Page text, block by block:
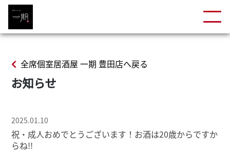
全席個室居酒屋 一期 豊田店へ戻る
お知らせ
2025.01.10
祝・成人おめでとうございます！お酒は20歳からですか
らね!!